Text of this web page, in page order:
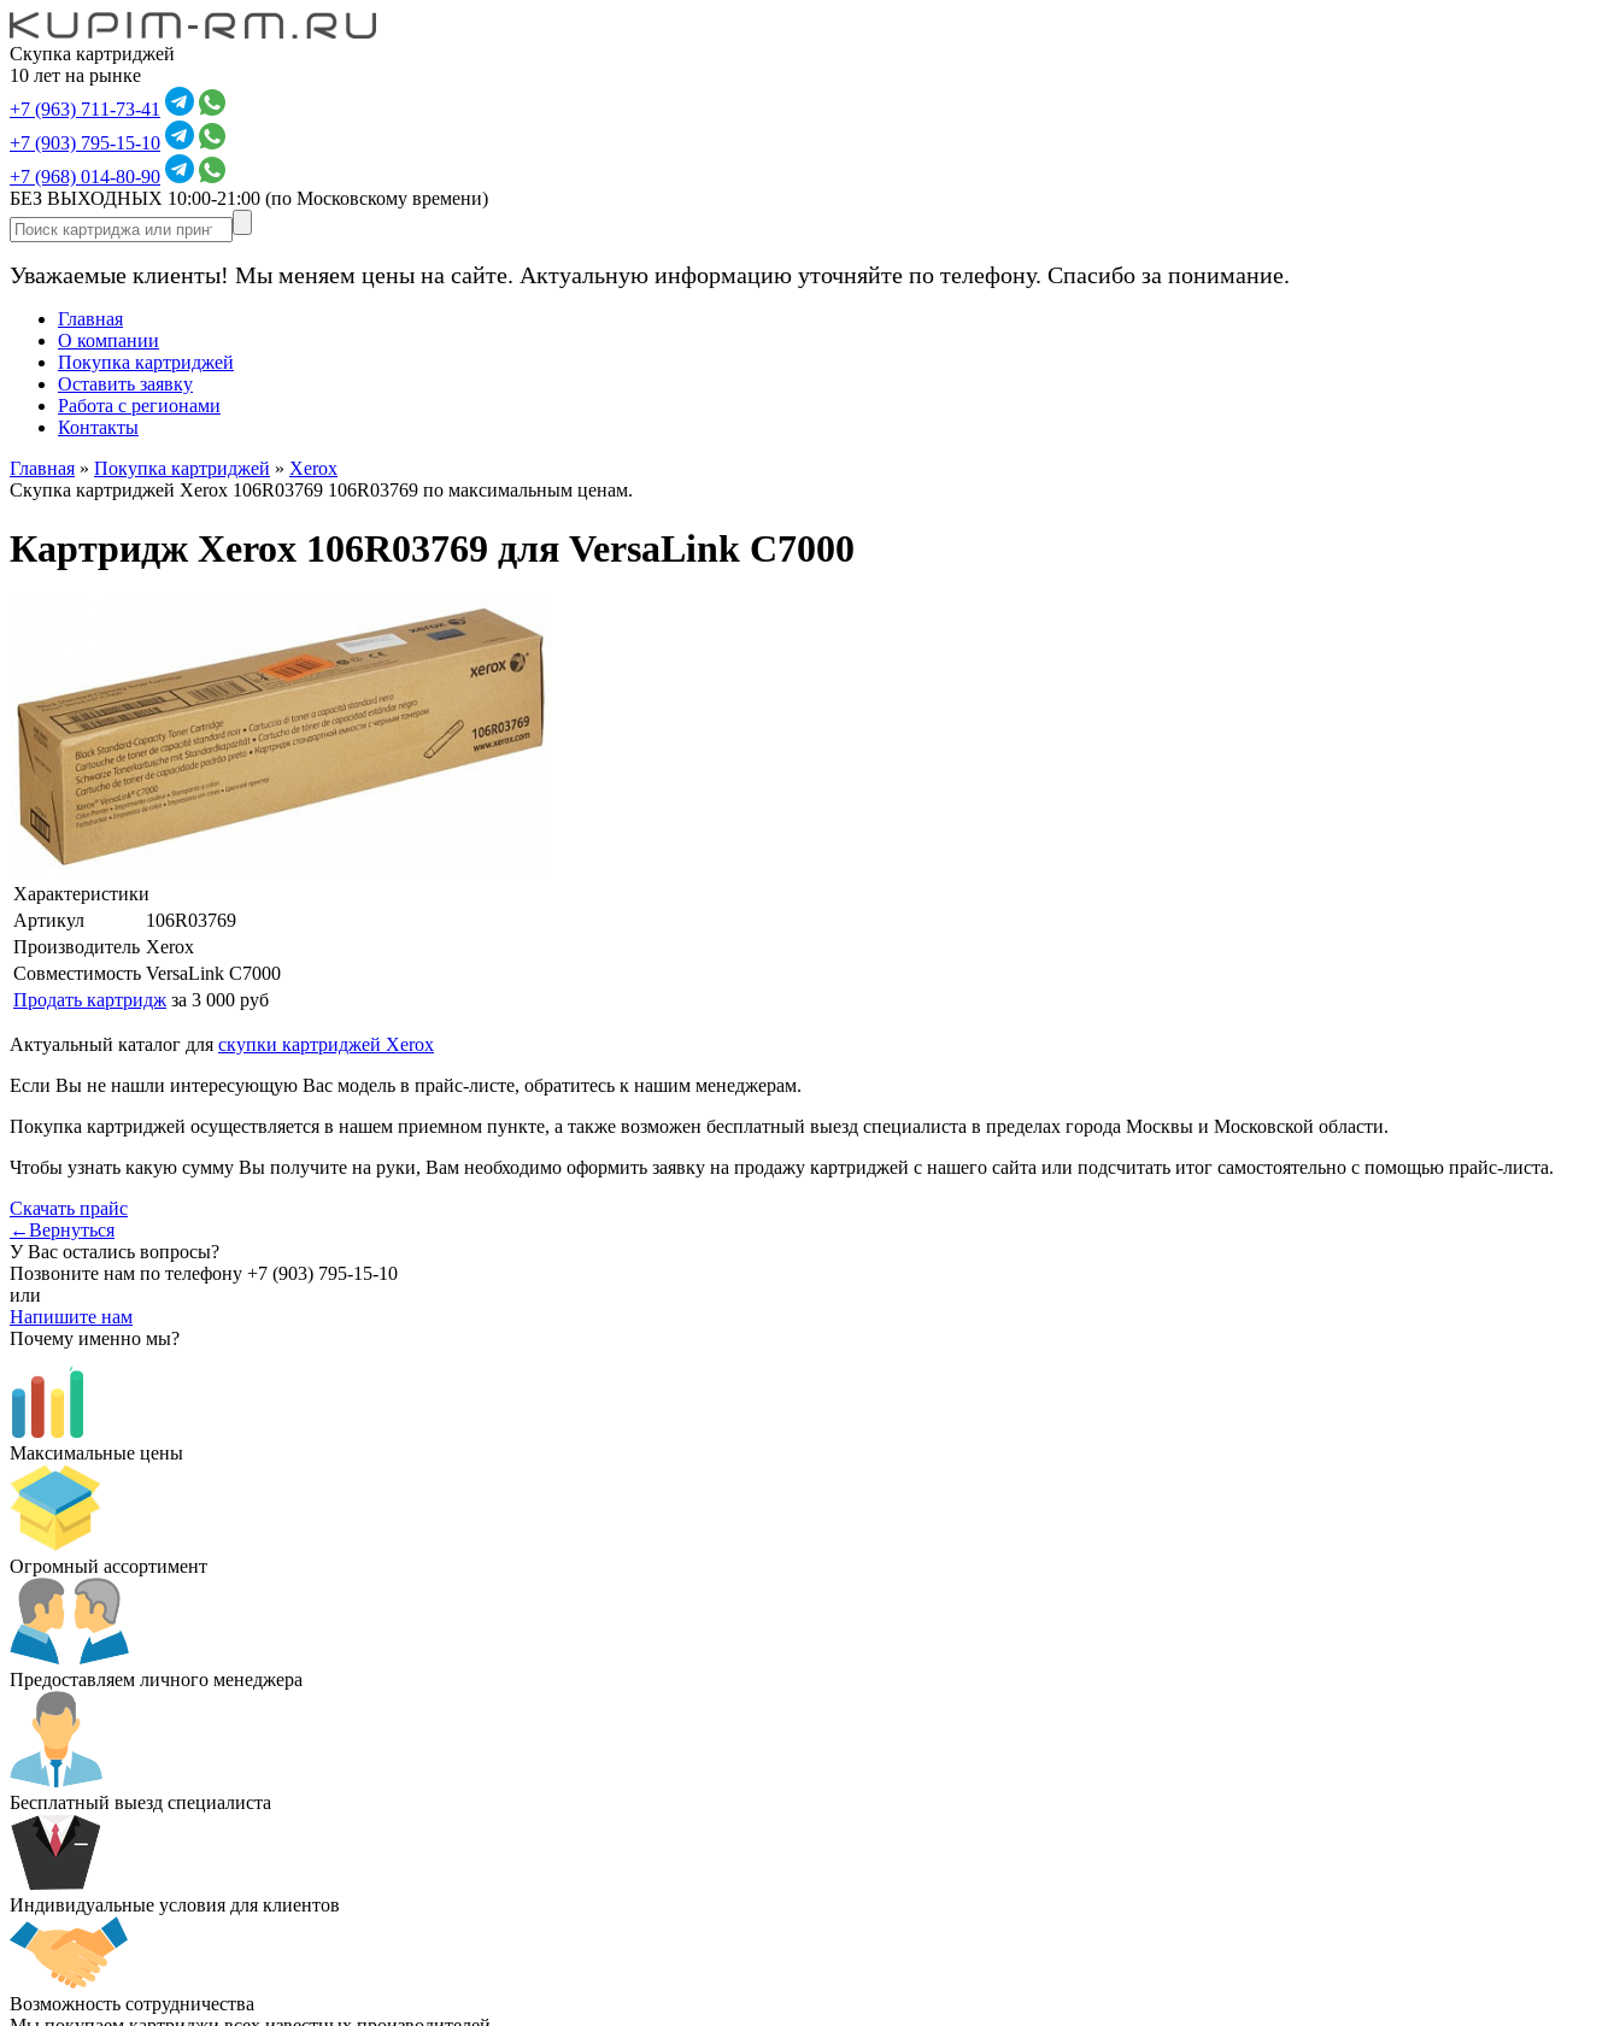
Скупка картриджей
10 лет на рынке
+7 (963) 711-73-41
+7 (903) 795-15-10
+7 (968) 014-80-90
БЕЗ ВЫХОДНЫХ 10:00-21:00 (по Московскому времени)
Уважаемые клиенты! Мы меняем цены на сайте. Актуальную информацию уточняйте по телефону. Спасибо за понимание.
Главная
О компании
Покупка картриджей
Оставить заявку
Работа с регионами
Контакты
Главная » Покупка картриджей » Xerox
Скупка картриджей Xerox 106R03769 106R03769 по максимальным ценам.
Картридж Xerox 106R03769 для VersaLink C7000
Характеристики
Артикул
106R03769
Производитель Xerox
Совместимость VersaLink C7000
Продать картридж за 3 000 руб
Актуальный каталог для скупки картриджей Xerox
Если Вы не нашли интересующую Вас модель в прайс-листе, обратитесь к нашим менеджерам.
Покупка картриджей осуществляется в нашем приемном пункте, а также возможен бесплатный выезд специалиста в пределах города Москвы и Московской области.
Чтобы узнать какую сумму Вы получите на руки, Вам необходимо оформить заявку на продажу картриджей с нашего сайта или подсчитать итог самостоятельно с помощью прайс-листа.
Скачать прайс
←Вернуться
У Вас остались вопросы?
Позвоните нам по телефону +7 (903) 795-15-10
или
Напишите нам
Почему именно мы?
Максимальные цены
Огромный ассортимент
Предоставляем личного менеджера
Бесплатный выезд специалиста
Индивидуальные условия для клиентов
Возможность сотрудничества